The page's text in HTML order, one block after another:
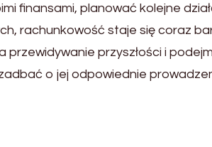
finansami, planować kolejne
rachunkowość staje się coraz
przyszłości i
o jej odpowiednie